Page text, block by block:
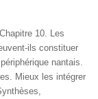
10. Les
ils constituer
nantais.
Mieux les intégrer